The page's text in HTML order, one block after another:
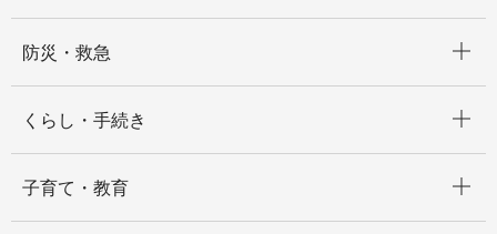
防災・救急
くらし・手続き
子育て・教育